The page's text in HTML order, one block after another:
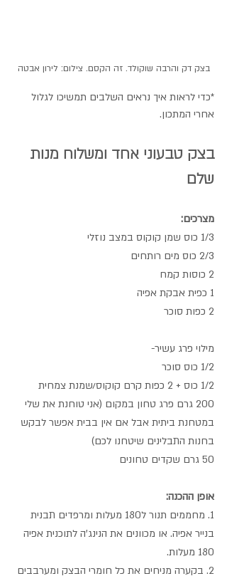
בצק דק והרבה שוקולד. זה הקסם. צילום: לירון אבטה
*כדי לראות איך נראים השלבים תמשיכו לגלול
אחרי המתכון.
בצק טבעוני אחד ומשלוח מנות
שלם
מצרכים:
1/3 כוס שמן קוקוס במצב נוזלי
2/3 כוס מים רותחים
2 כוסות קמח
1 כפית אבקת אפיה
2 כפות סוכר
מילוי פרג עשיר-
1/2 כוס סוכר
1/2 כוס + 2 כפות קרם קוקוס/שמנת צמחית
200 גרם פרג טחון במקום (אני טוחנת את שלי
במטחנת ביתית אבל אם אין בבית אפשר לבקש
בחנות התבלינים שיטחנו לכם)
50 גרם שקדים טחונים
אופן ההכנה:
1. מחממים תנור ל180 מעלות ומרפדים תבנית
בנייר אפיה. או מכוונים את הנינג'ה לתוכנית אפיה
180 מעלות.
2. בקערה מניחים את כל חומרי הבצק ומערבבים